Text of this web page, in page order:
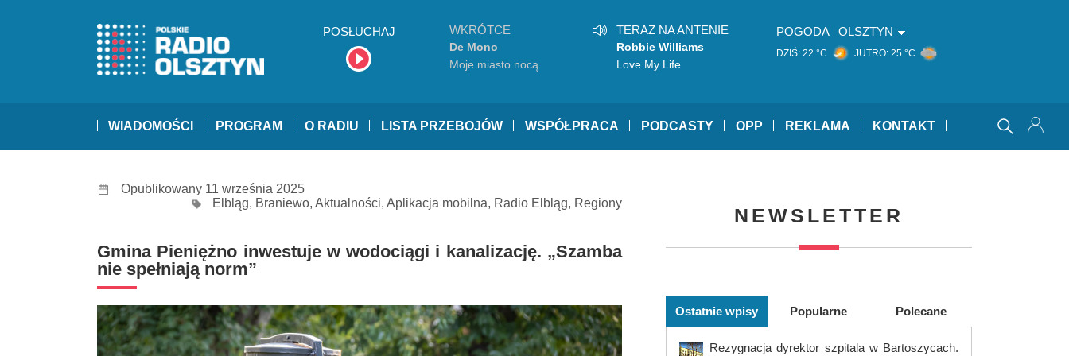
POSŁUCHAJ WKRÓTCE
De Mono
Moje miasto nocą
TERAZ NA ANTENIE
Robbie Williams
Love My Life
POGODA OLSZTYN
DZIŚ: 22 °C JUTRO: 25 °C
WIADOMOŚCI PROGRAM O RADIU LISTA PRZEBOJÓW WSPÓŁPRACA PODCASTY OPP REKLAMA KONTAKT
Opublikowany 11 września 2025
Elbląg, Braniewo, Aktualności, Aplikacja mobilna, Radio Elbląg, Regiony
Gmina Pieniężno inwestuje w wodociągi i kanalizację. „Szamba
nie spełniają norm”
NEWSLETTER
Ostatnie wpisy Popularne Polecane
Rezygnacja dyrektor szpitala w Bartoszycach.